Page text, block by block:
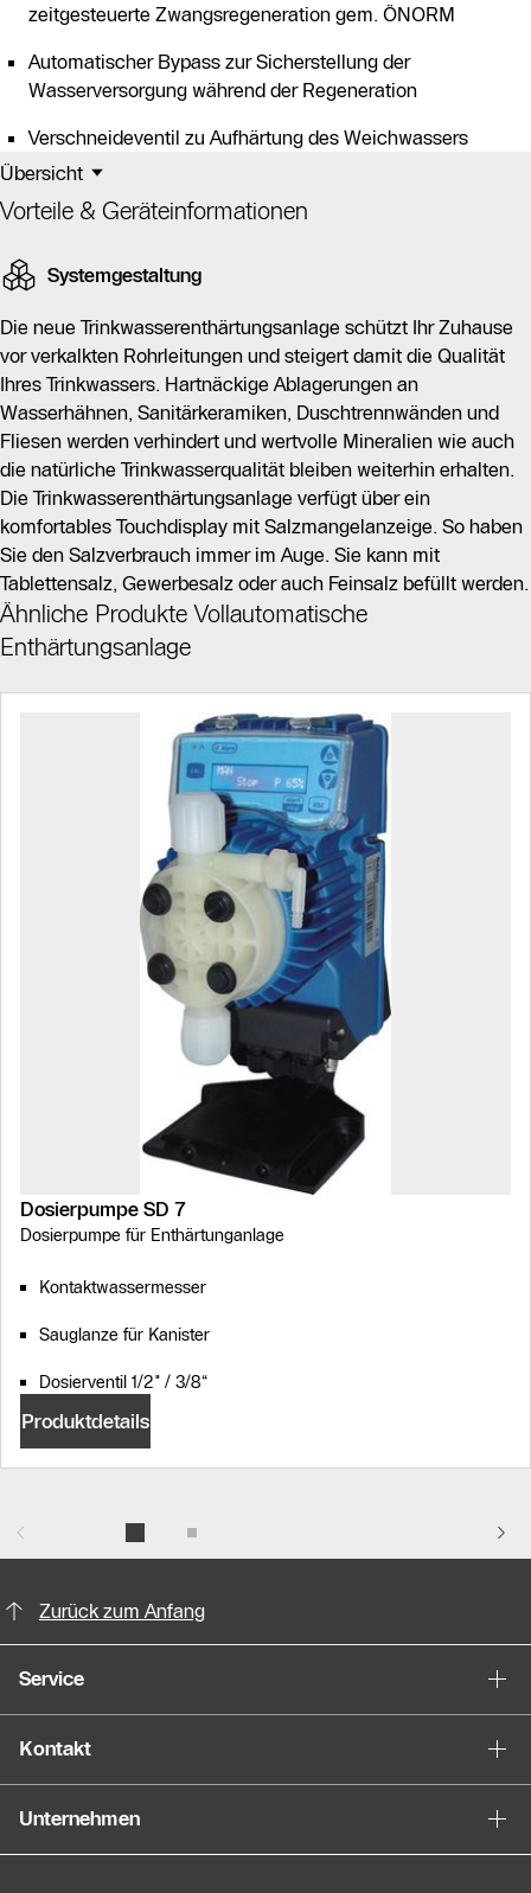
zeitgesteuerte Zwangsregeneration gem. ÖNORM
Automatischer Bypass zur Sicherstellung der
Wasserversorgung während der Regeneration
Verschneideventil zu Aufhärtung des Weichwassers
Übersicht
Vorteile & Geräteinformationen
Systemgestaltung
Die neue Trinkwasserenthärtungsanlage schützt Ihr Zuhause
vor verkalkten Rohrleitungen und steigert damit die Qualität
Ihres Trinkwassers. Hartnäckige Ablagerungen an
Wasserhähnen, Sanitärkeramiken, Duschtrennwänden und
Fliesen werden verhindert und wertvolle Mineralien wie auch
die natürliche Trinkwasserqualität bleiben weiterhin erhalten.
Die Trinkwasserenthärtungsanlage verfügt über ein
komfortables Touchdisplay mit Salzmangelanzeige. So haben
Sie den Salzverbrauch immer im Auge. Sie kann mit
Tablettensalz, Gewerbesalz oder auch Feinsalz befüllt werden.
Slider Bildergalerie
Als Liste anzeigen
Slider Überspringen
Slider Bildergalerie
Als Liste anzeigen
Slider Überspringen
Ähnliche Produkte Vollautomatische
Enthärtungsanlage
Dosierpumpe SD 7
Dosierpumpe für Enthärtunganlage
Kontaktwassermesser
Sauglanze für Kanister
Dosierventil 1/2" / 3/8“
Produktdetails
Zurück zum Anfang
Service
Kontakt
Unternehmen